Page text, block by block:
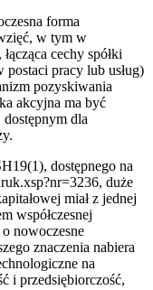
forma
w tym w
, łącząca cechy spółki
pracy lub usług)
pozyskiwania
akcyjna ma być
dla
dostępnego na
duże
miał z jednej
współczesnej
nowoczesne
znaczenia nabiera
na
i przedsiębiorczość,